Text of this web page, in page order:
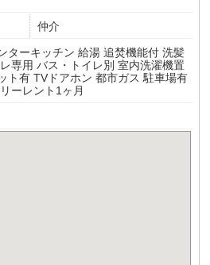
仲介
ターキッチン 給湯 追焚機能付 洗髪
専用 バス・トイレ別 室内洗濯機置
ト有 TVドアホン 都市ガス 駐車場有
ーレント1ヶ月